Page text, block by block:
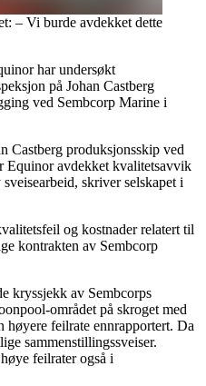
– Vi burde avdekket dette
har undersøkt
på Johan Castberg
ved Sembcorp Marine i
Castberg produksjonsskip ved
Equinor avdekket kvalitetsavvik
skriver selskapet i
og kostnader relatert til
kontrakten av Sembcorp
kryssjekk av Sembcorps
området på skroget med
høyere feilrate ennrapportert. Da
sammenstillingssveiser.
feilrater også i